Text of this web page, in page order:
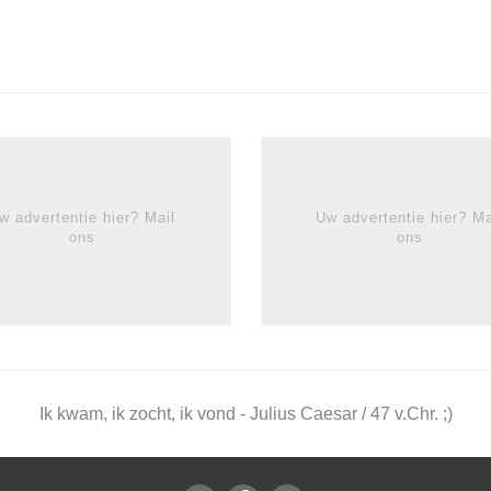
advertentie hier? Mail
ons
Uw advertentie hier?
ons
Ik kwam, ik zocht, ik vond - Julius Caesar / 47 v.Chr. ;)